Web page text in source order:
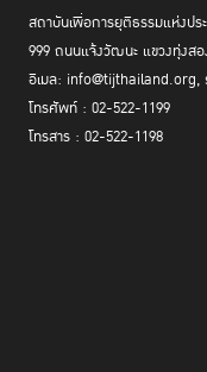
นอกจากนี้ ในช่วงการเสวนา
หญิง ซึ่งมักเชื่อมโยงกับความ
บาง และความคาดหวังทางเ
สมส่วนที่ผู้หญิงต้องเผชิญเมื่อ
สถาบันเพื่อการยุติธรรมแห่งปร
999 ถนนแจ้งวัฒนะ แขวงทุ่งส
อีเมล:
โทรศัพท์ : 02-522-1199
โทรสาร : 02-522-1198